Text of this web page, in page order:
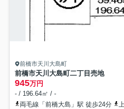
前橋市天川大島町
前橋市天川大島町二丁目売地
945万円
- / 196.64㎡ / -
両毛線「前橋大島」駅 徒歩24分